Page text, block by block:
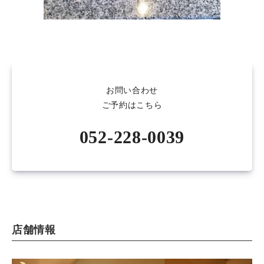
お問い合わせ
ご予約はこちら
052-228-0039
店舗情報